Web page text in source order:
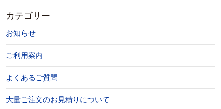
カテゴリー
お知らせ
ご利用案内
よくあるご質問
大量ご注文のお見積りについて